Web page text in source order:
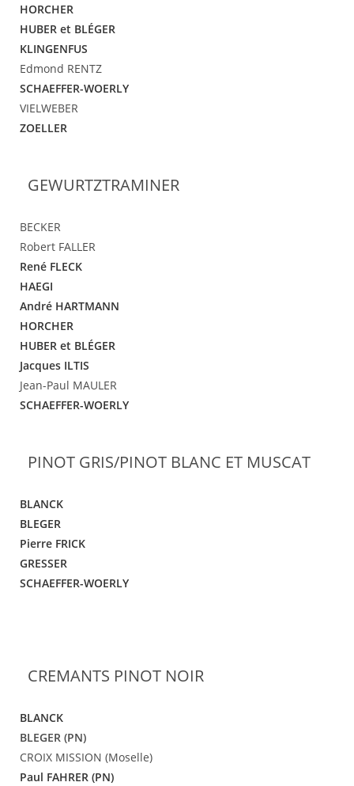
HORCHER
HUBER et BLÉGER
KLINGENFUS
Edmond RENTZ
SCHAEFFER-WOERLY
VIELWEBER
ZOELLER
GEWURTZTRAMINER
BECKER
Robert FALLER
René FLECK
HAEGI
André HARTMANN
HORCHER
HUBER et BLÉGER
Jacques ILTIS
Jean-Paul MAULER
SCHAEFFER-WOERLY
PINOT GRIS/PINOT BLANC ET MUSCAT
BLANCK
BLEGER
Pierre FRICK
GRESSER
SCHAEFFER-WOERLY
CREMANTS PINOT NOIR
BLANCK
BLEGER (PN)
CROIX MISSION (Moselle)
Paul FAHRER (PN)